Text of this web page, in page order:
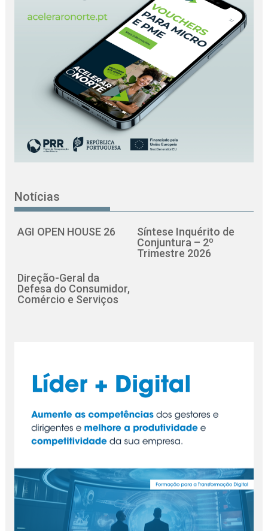
Notícias
AGI OPEN HOUSE 26
Síntese Inquérito de
Conjuntura – 2º
Trimestre 2026
Direção-Geral da
Defesa do Consumidor,
Comércio e Serviços